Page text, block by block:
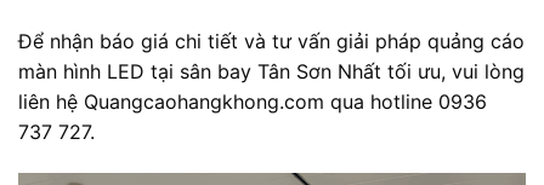
Để nhận báo giá chi tiết và tư vấn giải pháp quảng cáo
màn hình LED tại sân bay Tân Sơn Nhất tối ưu, vui lòng
liên hệ Quangcaohangkhong.com qua hotline 0936
737 727.